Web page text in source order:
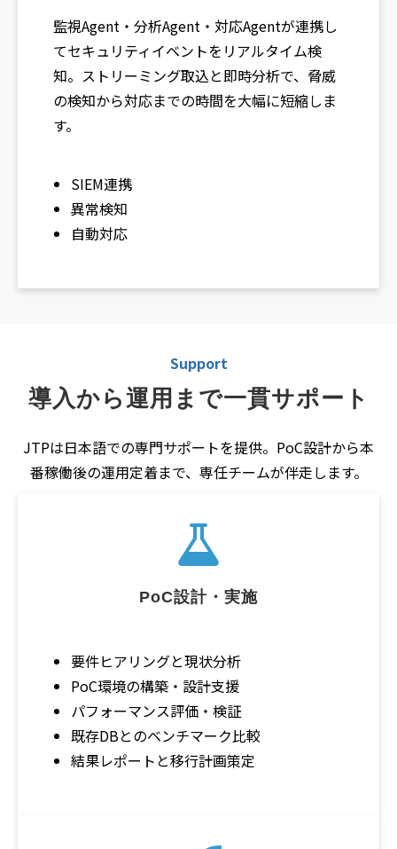
監視Agent・分析Agent・対応Agentが連携し
てセキュリティイベントをリアルタイム検
知。ストリーミング取込と即時分析で、脅威
の検知から対応までの時間を大幅に短縮しま
す。
SIEM連携
異常検知
自動対応
Support
導入から運用まで一貫サポート
JTPは日本語での専門サポートを提供。PoC設計から本
番稼働後の運用定着まで、専任チームが伴走します。
PoC設計・実施
要件ヒアリングと現状分析
PoC環境の構築・設計支援
パフォーマンス評価・検証
既存DBとのベンチマーク比較
結果レポートと移行計画策定